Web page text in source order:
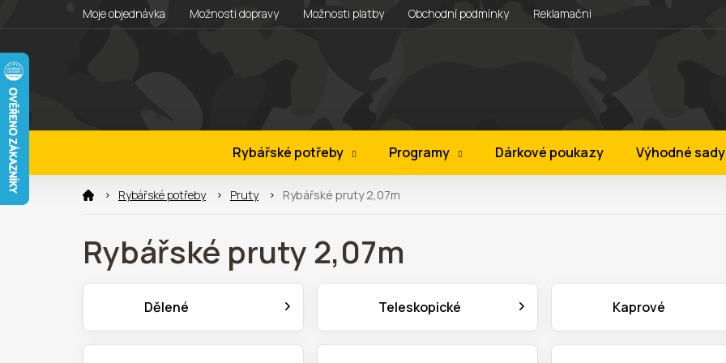
na
Moje objednávka Možnosti dopravy Možnosti platby Obchodní podmínky Reklamační řád
Rybářské potřeby Programy Dárkové poukazy Výhodné sady
Rybářské potřeby Pruty Rybářské pruty 2,07m
Rybářské pruty 2,07m
Dělené Teleskopické Kaprové